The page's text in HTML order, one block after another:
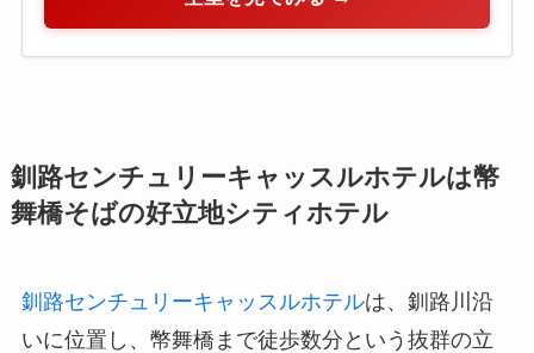
釧路センチュリーキャッスルホテルは幣
舞橋そばの好立地シティホテル
釧路センチュリーキャッスルホテルは、釧路川沿
いに位置し、幣舞橋まで徒歩数分という抜群の立